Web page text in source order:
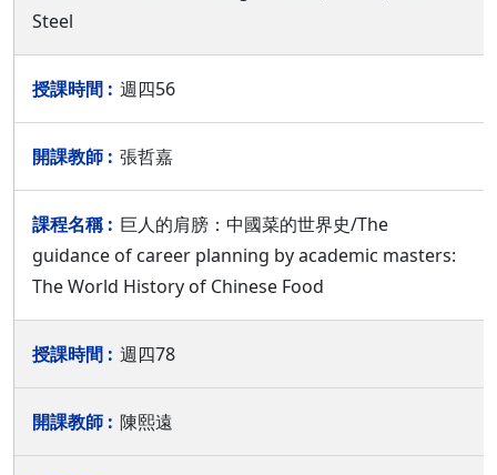
Steel
週四56
張哲嘉
巨人的肩膀：中國菜的世界史/The
guidance of career planning by academic masters:
The World History of Chinese Food
週四78
陳熙遠